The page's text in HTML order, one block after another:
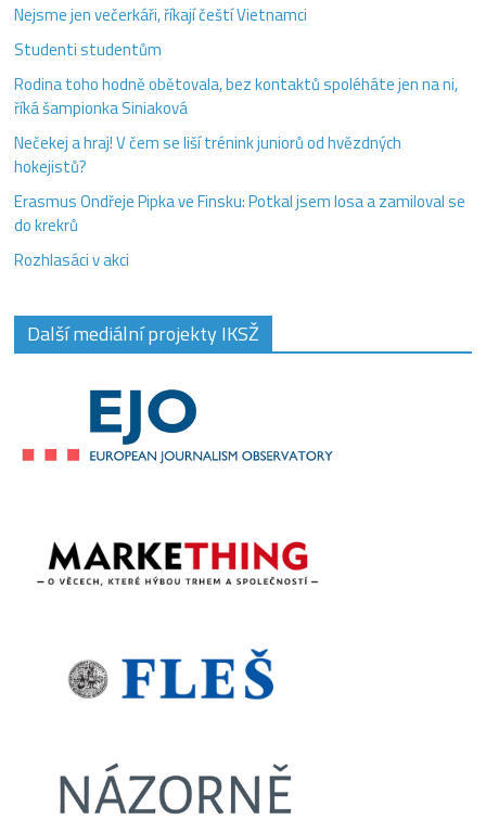
Nejsme jen večerkáři, říkají čeští Vietnamci
Studenti studentům
Rodina toho hodně obětovala, bez kontaktů spoléháte jen na ni,
říká šampionka Siniaková
Nečekej a hraj! V čem se liší trénink juniorů od hvězdných
hokejistů?
Erasmus Ondřeje Pipka ve Finsku: Potkal jsem losa a zamiloval se
do krekrů
Rozhlasáci v akci
Další mediální projekty IKSŽ